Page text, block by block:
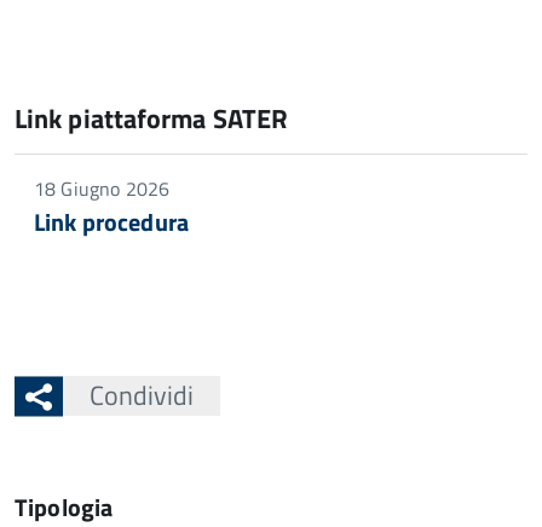
Link piattaforma SATER
18 Giugno 2026
Link procedura
Condividi
Tipologia